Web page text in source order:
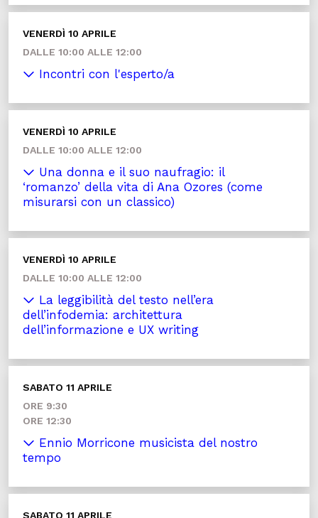
VENERDÌ 10 APRILE
DALLE 10:00 ALLE 12:00
Incontri con l'esperto/a
VENERDÌ 10 APRILE
DALLE 10:00 ALLE 12:00
Una donna e il suo naufragio: il
‘romanzo’ della vita di Ana Ozores (come
misurarsi con un classico)
VENERDÌ 10 APRILE
DALLE 10:00 ALLE 12:00
La leggibilità del testo nell’era
dell’infodemia: architettura
dell’informazione e UX writing
SABATO 11 APRILE
ORE 9:30
ORE 12:30
Ennio Morricone musicista del nostro
tempo
SABATO 11 APRILE